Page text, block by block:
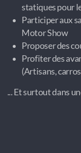
statiques pour
Participer aux
Motor Show
Proposer des
Profiter des
(Artisans,
... Et surtout dans